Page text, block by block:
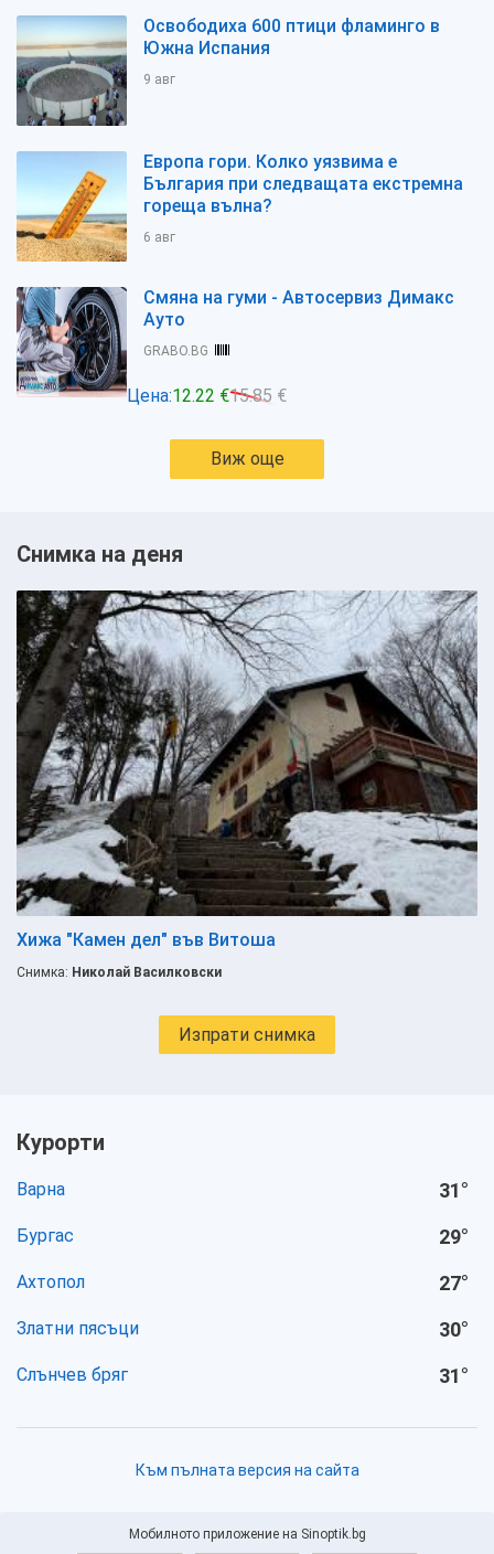
Освободиха 600 птици фламинго в
Южна Испания
9 авг
Европа гори. Колко уязвима е
България при следващата екстремна
гореща вълна?
6 авг
Смяна на гуми - Автосервиз Димaкс
Ауто
GRABO.BG
Цена:12.22 €15.85 €
Виж още
Снимка на деня
Хижа "Камен дел" във Витоша
Снимка: Николай Василковски
Изпрати снимка
Курорти
Варна 31°
Бургас 29°
Ахтопол 27°
Златни пясъци 30°
Слънчев бряг 31°
Към пълната версия на сайта
Мобилното приложение на Sinoptik.bg